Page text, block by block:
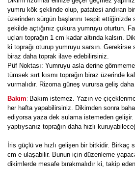
yumru kök şeklinde olup, patatesi andıran
üzerinden sürgün başlarını tespit ettiğinizde
şekilde açtığınız çukura yumruyu oturtun.
uçları toprağın 1 cm kadar altında kalsın.
ki toprağı oturup yumruyu sarsın. Gerekirse
biraz daha toprak ilave edebilirsiniz.
Püf Noktası: Yumruyu asla derine
tümsek sırt kısmı toprağın biraz üzerinde
vurmalıdır. Rizoma güneş vurursa geliş
Bakım: Bakım istemez. Yazın ve
her hafta yapabilirsiniz. Dikimden sonra
ediyorsa yaza dek sulama istemeden
yaptıysanız toprağın daha hızlı
İris güçlü ve hızlı gelişen bir bitkidir. Birkaç
cm e ulaşabilir. Bunun için düzenleme
dikimlerde mesafe bırakmalıdır ki, takip